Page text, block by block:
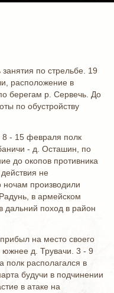
по стрельбе. 19
расположение в
берегам р. Сервечь. До
по обустройству
- 15 февраля полк
- д. Осташин, по
до окопов противника
не
ночам производили
в армейском
дальний поход в район
прибыл на место своего
южнее д. Трувачи. 3 - 9
полк располагался в
будучи в подчинении
в атаке на